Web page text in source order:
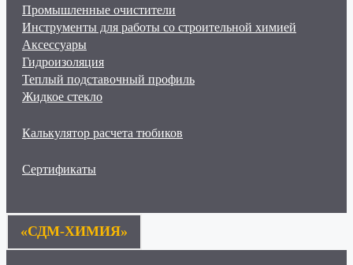
Промышленные очистители
Инструменты для работы со строительной химией
Аксессуары
Гидроизоляция
Теплый подставочный профиль
Жидкое стекло
Калькулятор расчета тюбиков
Сертификаты
«СДМ-ХИМИЯ»